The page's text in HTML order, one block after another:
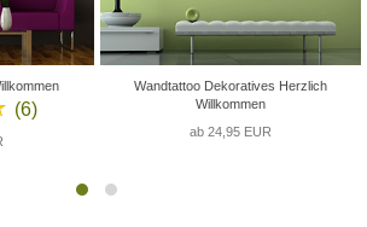
(6)
Wandtattoo Dekoratives Herzlich
Willkommen
ab 24,95 EUR